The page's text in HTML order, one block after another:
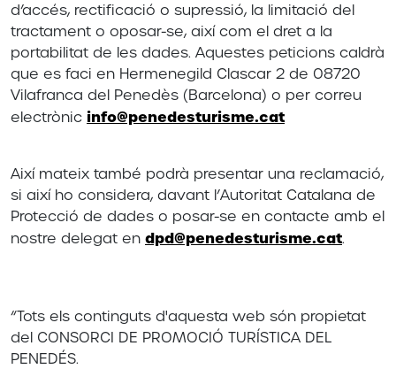
d’accés, rectificació o supressió, la limitació del
tractament o oposar-se, així com el dret a la
portabilitat de les dades. Aquestes peticions caldrà
que es faci en Hermenegild Clascar 2 de 08720
Vilafranca del Penedès (Barcelona) o per correu
electrònic info@penedesturisme.cat
Així mateix també podrà presentar una reclamació,
si així ho considera, davant l’Autoritat Catalana de
Protecció de dades o posar-se en contacte amb el
nostre delegat en dpd@penedesturisme.cat.
“Tots els continguts d'aquesta web són propietat
del CONSORCI DE PROMOCIÓ TURÍSTICA DEL
PENEDÉS.